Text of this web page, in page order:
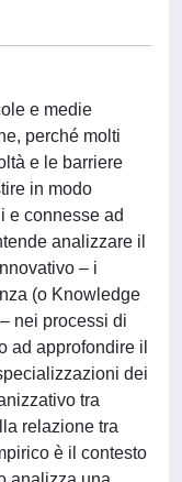
e medie
perché molti
e le barriere
in modo
e connesse ad
analizzare il
– i
(o Knowledge
nei processi di
ad approfondire il
dei
tra
relazione tra
è il contesto